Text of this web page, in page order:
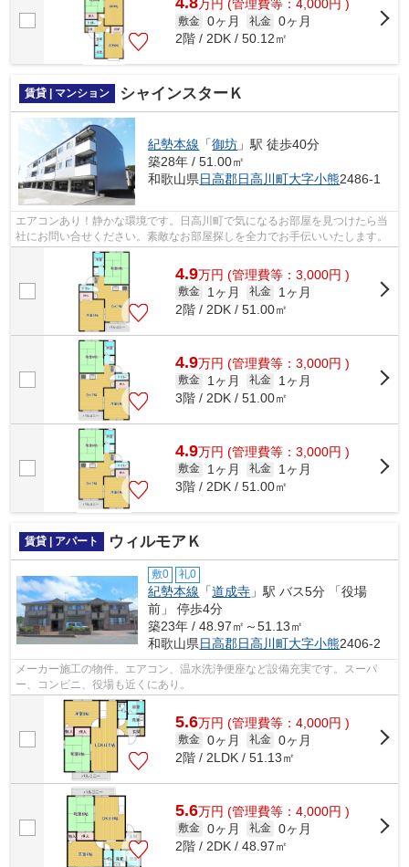
万 円 (管理費等：4,000円 )
敷金 0ヶ月 礼金 0ヶ月
2階 / 2DK / 50.12㎡
賃貸 | マンション シャインスターＫ
紀勢本線 「御坊 」駅 徒歩40分
築28年 / 51.00㎡
和歌山県日高郡日高川町大字小熊2486-1
エアコンあり！静かな環境です。日高川町で気になるお部屋を見つけたら当
社にお問い合せください。素敵なお部屋探しを全力でお手伝いいたします。
4.9万円 (管理費等：3,000円 )
敷金 1ヶ月 礼金
1ヶ月
2階 / 2DK / 51.00㎡
4.9万円 (管理費等：3,000円 )
敷金 1ヶ月 礼金
1ヶ月
3階 / 2DK / 51.00㎡
4.9万円 (管理費等：3,000円 )
敷金 1ヶ月 礼金
1ヶ月
3階 / 2DK / 51.00㎡
賃貸 | アパート ウィルモアＫ
敷0 礼0
紀勢本線 「道成寺 」駅 バス5分 「役場
前」 停歩4分
築23年 / 48.97㎡～51.13㎡
和歌山県日高郡日高川町大字小熊2406-2
メーカー施工の物件。エアコン、温水洗浄便座など設備充実です。スーパ
ー、コンビニ、役場も近くにあり。
5.6万円 (管理費等：4,000円 )
敷金 0ヶ月 礼金 0ヶ月
2階 / 2LDK / 51.13㎡
5.6万円 (管理費等：4,000円 )
敷金 0ヶ月 礼金 0ヶ月
2階 / 2DK / 48.97㎡